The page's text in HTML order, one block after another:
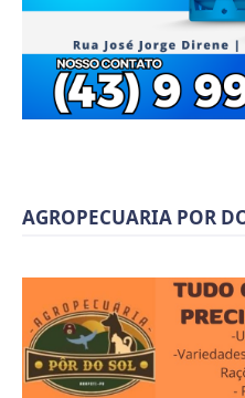
AGROPECUARIA POR